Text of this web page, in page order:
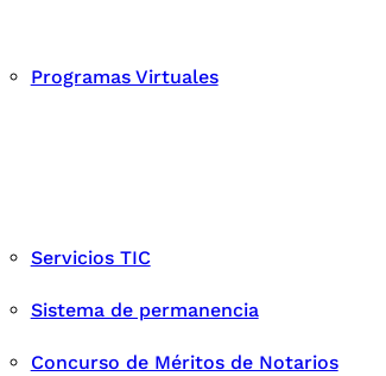
Programas Virtuales
Servicios TIC
Sistema de permanencia
Concurso de Méritos de Notarios